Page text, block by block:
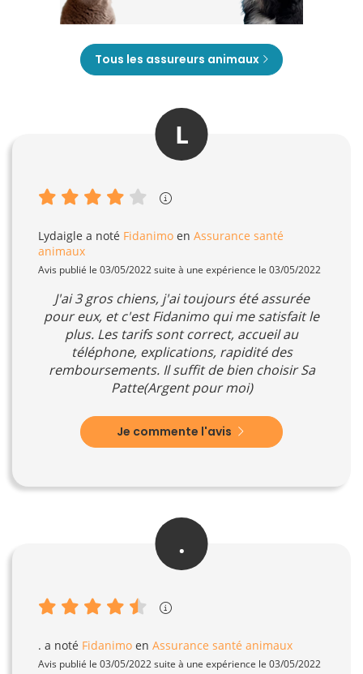
Tous les assureurs animaux
L
Lydaigle a noté Fidanimo en Assurance santé
animaux
Avis publié le 03/05/2022 suite à une expérience le 03/05/2022
J'ai 3 gros chiens, j'ai toujours été assurée
pour eux, et c'est Fidanimo qui me satisfait le
plus. Les tarifs sont correct, accueil au
téléphone, explications, rapidité des
remboursements. Il suffit de bien choisir Sa
Patte(Argent pour moi)
Je commente l'avis
.
. a noté Fidanimo en Assurance santé animaux
Avis publié le 03/05/2022 suite à une expérience le 03/05/2022